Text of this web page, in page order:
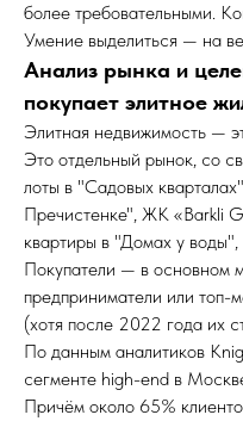
более требовательными.
Умение выделиться — на
Анализ рынка и
покупает элитное
Элитная недвижимость —
Это отдельный рынок, со
лоты в "Садовых
Пречистенке", ЖК «Barkli
квартиры в "Домах у
Покупатели — в основном
предприниматели или
(хотя после 2022 года их
По данным аналитиков
сегменте high-end в
Причём около 65%